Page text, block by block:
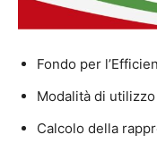
Fondo per
Modalità di
Calcolo della